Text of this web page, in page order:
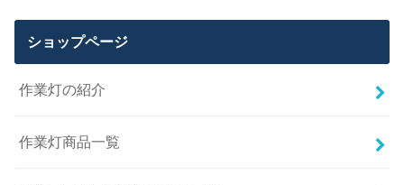
ショップページ
作業灯の紹介
作業灯商品一覧